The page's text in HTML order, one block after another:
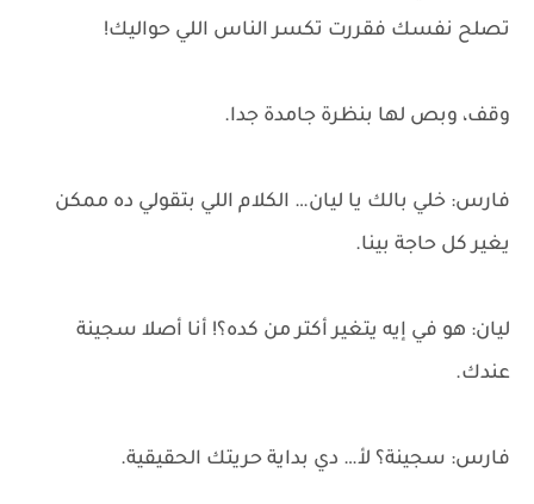
تصلح نفسك فقررت تكسر الناس اللي حواليك!
وقف، وبص لها بنظرة جامدة جدا.
فارس: خلي بالك يا ليان… الكلام اللي بتقولي ده ممكن
يغير كل حاجة بينا.
ليان: هو في إيه يتغير أكتر من كده؟! أنا أصلا سجينة
عندك.
فارس: سجينة؟ لأ… دي بداية حريتك الحقيقية.